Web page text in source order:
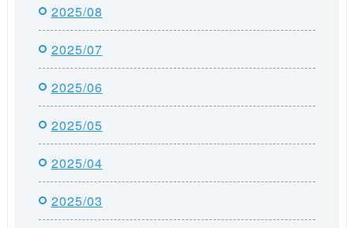
2025/08
2025/07
2025/06
2025/05
2025/04
2025/03